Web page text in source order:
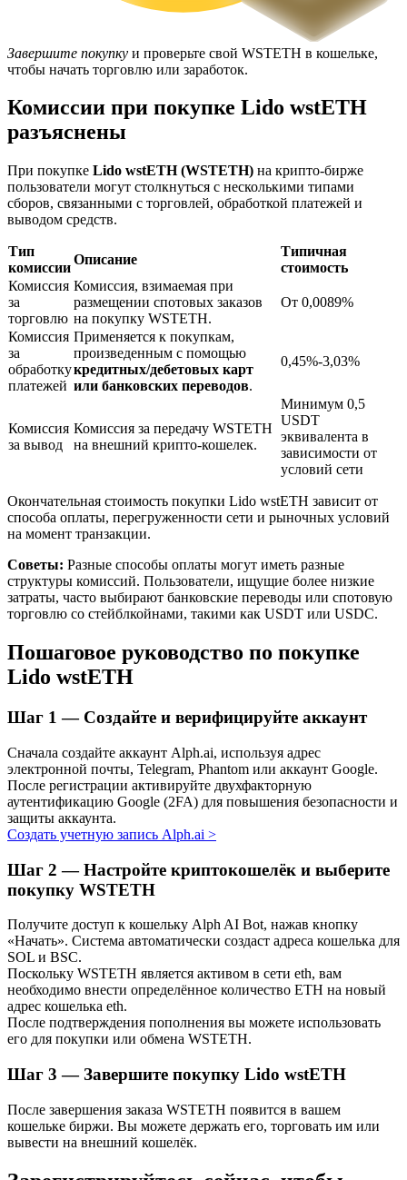
Эксклюзивные инвестиции для владельцев BTR
Кредиты
Сервис заимствований, обеспеченных криптовалютой
Авто Инвест
Получите долгосрочную прибыль и гибкие проценты
Изучите стейкинг
Узнайте о пассивном доходе
Bitrue
AI
Bitrue Партнеры
Завершите покупку и проверьте свой WSTETH в кошельке,
чтобы начать торговлю или заработок.
Комиссии при покупке Lido wstETH
разъяснены
При покупке Lido wstETH (WSTETH) на крипто-бирже
пользователи могут столкнуться с несколькими типами
сборов, связанными с торговлей, обработкой платежей и
выводом средств.
Тип
комиссии
Описание
Типичная
стоимость
Комиссия
за
торговлю
Комиссия, взимаемая при
размещении спотовых заказов
на покупку WSTETH.
От 0,0089%
Комиссия
за
обработку
платежей
Применяется к покупкам,
произведенным с помощью
кредитных/дебетовых карт
или банковских переводов.
0,45%-3,03%
Комиссия
за вывод
Комиссия за передачу WSTETH
на внешний крипто-кошелек.
Минимум 0,5
USDT
эквивалента в
зависимости от
условий сети
Окончательная стоимость покупки Lido wstETH зависит от
способа оплаты, перегруженности сети и рыночных условий
на момент транзакции.
Советы: Разные способы оплаты могут иметь разные
структуры комиссий. Пользователи, ищущие более низкие
затраты, часто выбирают банковские переводы или спотовую
торговлю со стейблкойнами, такими как USDT или USDC.
Пошаговое руководство по покупке
Lido wstETH
Шаг 1 — Создайте и верифицируйте аккаунт
Сначала создайте аккаунт Alph.ai, используя адрес
электронной почты, Telegram, Phantom или аккаунт Google.
После регистрации активируйте двухфакторную
аутентификацию Google (2FA) для повышения безопасности и
защиты аккаунта.
Создать учетную запись Alph.ai >
Шаг 2 — Настройте криптокошелёк и выберите
покупку WSTETH
Получите доступ к кошельку Alph AI Bot, нажав кнопку
«Начать». Система автоматически создаст адреса кошелька для
SOL и BSC.
Поскольку WSTETH является активом в сети eth, вам
необходимо внести определённое количество ETH на новый
адрес кошелька eth.
После подтверждения пополнения вы можете использовать
его для покупки или обмена WSTETH.
Шаг 3 —Завершите покупку Lido wstETH
После завершения заказа WSTETH появится в вашем
кошельке биржи. Вы можете держать его, торговать им или
вывести на внешний кошелёк.